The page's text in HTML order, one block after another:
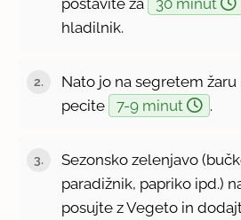
hladilnik.
Nato jo na segretem žaru
pecite
7-9 minut .
Sezonsko zelenjavo
paradižnik, papriko ipd.)
posujte z Vegeto in